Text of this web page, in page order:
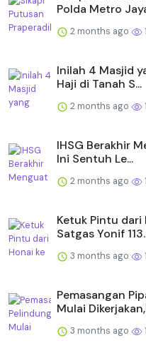
Polda Metro
2 months ago
Inilah 4 Masjid
Haji di Tanah S...
2 months ago
IHSG Berakhir
Ini Sentuh Le...
2 months ago
Ketuk Pintu dari
Satgas Yonif
3 months ago
Pemasangan
Mulai
3 months ago